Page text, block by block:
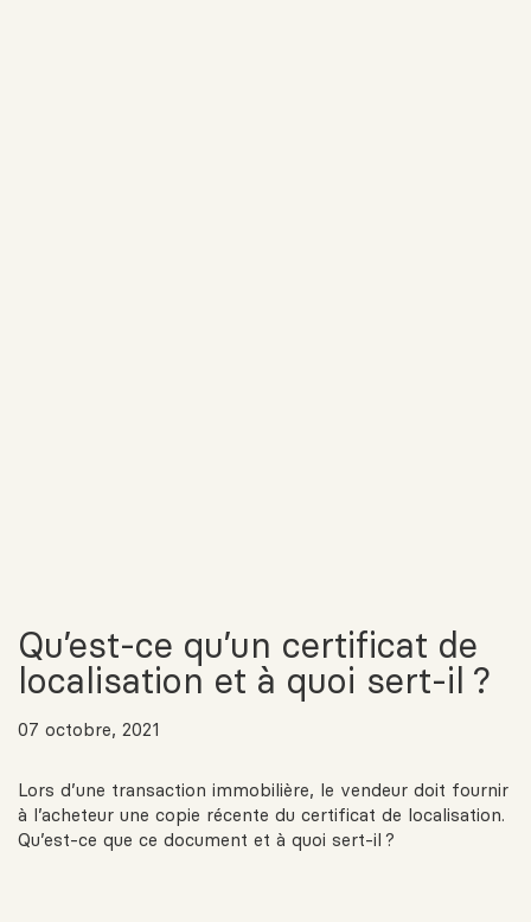
Qu’est-ce qu’un certificat de
localisation et à quoi sert-il ?
07 octobre, 2021
Lors d’une transaction immobilière, le vendeur doit fournir
à l’acheteur une copie récente du certificat de localisation.
Qu’est-ce que ce document et à quoi sert-il ?